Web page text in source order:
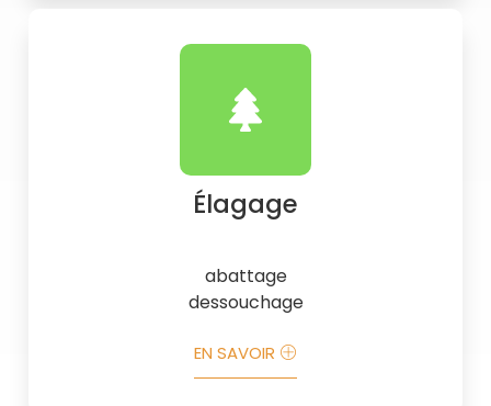
Élagage
abattage
dessouchage
EN SAVOIR